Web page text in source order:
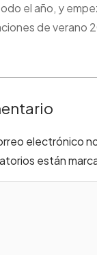
el año, y
de verano
electrónico
están